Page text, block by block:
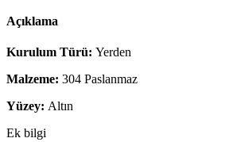
Açıklama
Kurulum Türü: Yerden
Malzeme: 304 Paslanmaz
Yüzey: Altın
Ek bilgi